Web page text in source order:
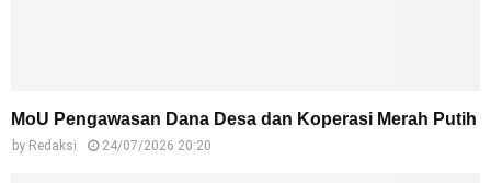
MoU Pengawasan Dana Desa dan Koperasi Merah Putih
by Redaksi 24/07/2026 20:20